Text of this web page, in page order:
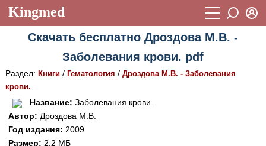
Kingmed
Учебный материал
Видеогалерея 899
Фотогалерея
Истории болезней
Лекции и презентации
Пароль
Восстановить пароль
Регистрация
Скачать бесплатно Дроздова М.В. -
Заболевания крови. pdf
Раздел: Книги/ Гематология / Дроздова М.В. - Заболевания
крови.
Название: Заболевания крови.
Автор: Дроздова М.В.
Год издания: 2009
Размер: 2.2 МБ